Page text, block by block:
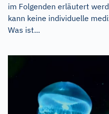
im Folgenden erläutert
kann keine individuelle
Was ist...